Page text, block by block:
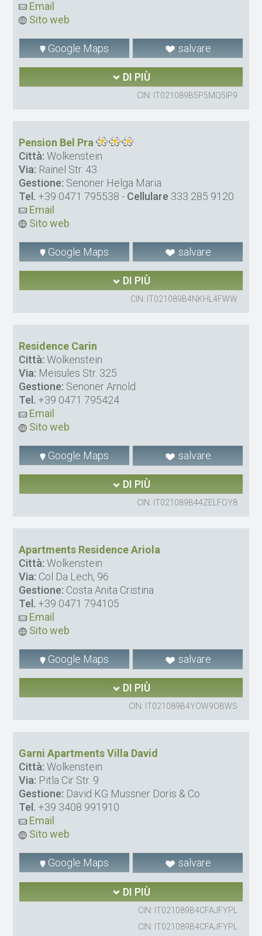
Email
Sito web
Google Maps salvare
DI PIÙ
CIN: IT021089B5P5MQ5IP9
Pension Bel Pra
Città: Wolkenstein
Via: Rainel Str. 43
Gestione: Senoner Helga Maria
Tel. +39 0471 795538 - Cellulare 333 285 9120
Email
Sito web
Google Maps salvare
DI PIÙ
CIN: IT021089B4NKHL4FWW
Residence Carin
Città: Wolkenstein
Via: Meisules Str. 325
Gestione: Senoner Arnold
Tel. +39 0471 795424
Email
Sito web
Google Maps salvare
DI PIÙ
CIN: IT021089B44ZELFOY8
Apartments Residence Ariola
Città: Wolkenstein
Via: Col Da Lech, 96
Gestione: Costa Anita Cristina
Tel. +39 0471 794105
Email
Sito web
Google Maps salvare
DI PIÙ
CIN: IT021089B4YOW9OBWS
Garni Apartments Villa David
Città: Wolkenstein
Via: Pitla Cir Str. 9
Gestione: David KG Mussner Doris & Co
Tel. +39 3408 991910
Email
Sito web
Google Maps salvare
DI PIÙ
CIN: IT021089B4CFAJFYPL
CIN: IT021089B4CFAJFYPL